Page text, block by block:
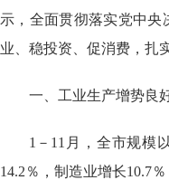
示，全面贯彻落实党中
业、稳投资、促消费， 扎
一、工业生产增势良
1－ 11 月，全市规模
14.2 ％，制造业增长10.7